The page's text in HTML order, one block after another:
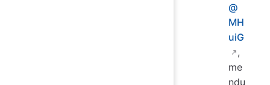
@
MH
uiG
,
me
ndu